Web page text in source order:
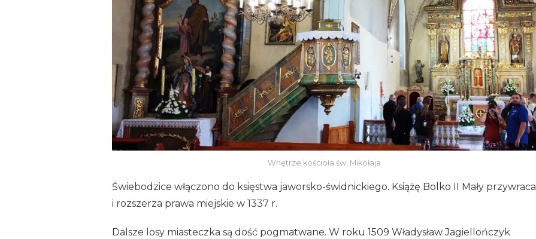
Wnętrze kościoła św, Mikołaja
Świebodzice włączono do księstwa jaworsko-świdnickiego. Książę Bolko II Mały przywraca
i rozszerza prawa miejskie w 1337 r.
Dalsze losy miasteczka są dość pogmatwane. W roku 1509 Władysław Jagiellończyk